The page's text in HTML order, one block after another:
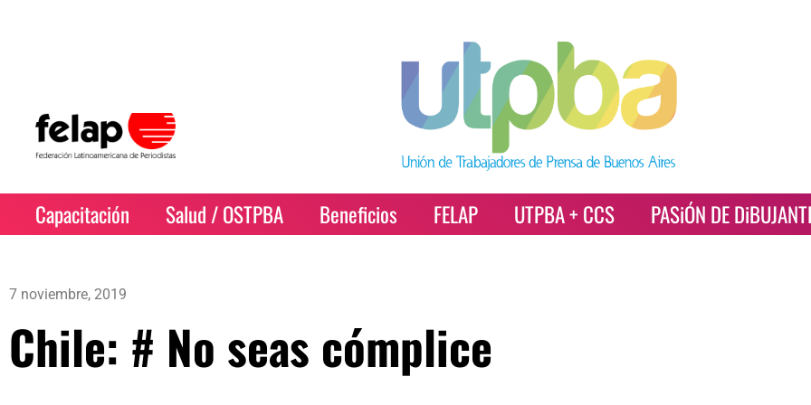
Capacitación Salud / OSTPBA Beneficios FELAP UTPBA + CCS PASiÓN DE
7 noviembre, 2019
Chile: # No seas cómplice